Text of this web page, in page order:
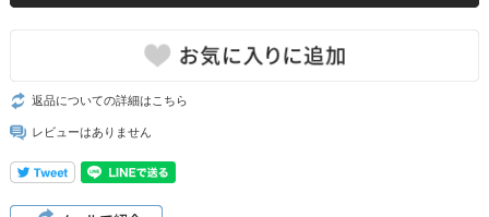
返品についての詳細はこちら
レビューはありません